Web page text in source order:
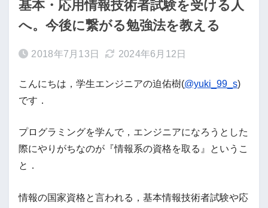
基本・応用情報技術者試験を受ける人
へ。今後に繋がる勉強法を教える
2018年7月13日 2024年6月12日
こんにちは，学生エンジニアの迫佑樹(@yuki_99_s)
です．
プログラミングを学んで，エンジニアになろうとした
際にやりがちなのが『情報系の資格を取る』というこ
と．
情報の国家資格と言われる，基本情報技術者試験や応